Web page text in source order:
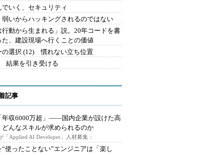
でいく、セキュリティ
弱いからハッキングされるのではない
行動から生まれる」説。20年コードを書
た、建設現場へ行くことの価値
の選択 (12) 慣れない立ち位置
結果を引き受ける
記事
年収6000万超」――国内企業が設けた高
んなスキルが求められるのか
「Applied AI Developer」人材募集：
使ったことない”エンジニアは「楽し